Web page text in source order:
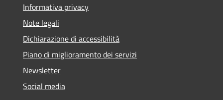
Informativa privacy
Note legali
Dichiarazione di accessibilità
Piano di miglioramento dei servizi
Newsletter
Social media